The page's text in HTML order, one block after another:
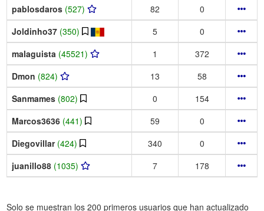
pablosdaros (527) 82
0
Joldinho37 (350) 5
0
malaguista (45521) 1
372
Dmon (824) 13
58
Sanmames (802) 0
154
Marcos3636 (441) 59
0
Diegovillar (424) 340
0
juanillo88 (1035) 7 178
Solo se muestran los 200 primeros usuarios que han actualizado